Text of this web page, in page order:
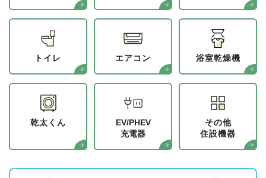
トイレ エアコン 浴室乾燥機
乾太くん
EV/PHEV
充電器
その他
住設機器